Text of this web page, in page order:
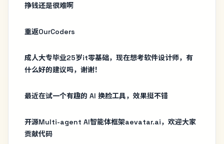
挣钱还是很难啊
重返OurCoders
成人大专毕业25岁it零基础，现在想考软件设计师，有
什么好的建议吗，谢谢！
最近在试一个有趣的 AI 换脸工具，效果挺不错
开源Multi-agent AI智能体框架aevatar.ai，欢迎大家
贡献代码